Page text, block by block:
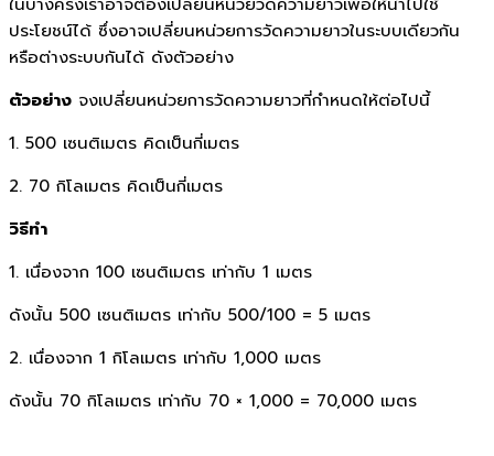
ประโยชน์ได้ ซึ่งอาจเปลี่ยนหน่วยการวัดความยาวในระบบเดียวกัน
หรือต่างระบบกันได้ ดังตัวอย่าง
ตัวอย่าง จงเปลี่ยนหน่วยการวัดความยาวที่กำหนดให้ต่อไปนี้
1. 500 เซนติเมตร คิดเป็นกี่เมตร
2. 70 กิโลเมตร คิดเป็นกี่เมตร
วิธีทำ
1. เนื่องจาก 100 เซนติเมตร เท่ากับ 1 เมตร
ดังนั้น 500 เซนติเมตร เท่ากับ 500/100 = 5 เมตร
2. เนื่องจาก 1 กิโลเมตร เท่ากับ 1,000 เมตร
ดังนั้น 70 กิโลเมตร เท่ากับ 70 × 1,000 = 70,000 เมตร